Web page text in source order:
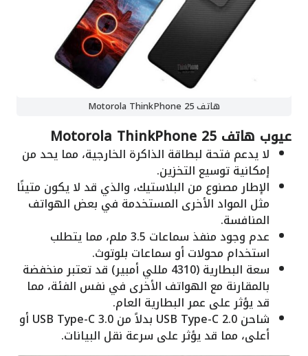
هاتف Motorola ThinkPhone 25
عيوب هاتف Motorola ThinkPhone 25
لا يدعم فتحة لبطاقة الذاكرة الخارجية، مما يحد من
إمكانية توسيع التخزين.
الإطار مصنوع من البلاستيك، والذي قد لا يكون متينًا
مثل المواد الأخرى المستخدمة في بعض الهواتف
المنافسة.
عدم وجود منفذ سماعات 3.5 ملم، مما يتطلب
استخدام محولات أو سماعات بلوتوث.
سعة البطارية (4310 مللي أمبير) قد تعتبر منخفضة
بالمقارنة مع الهواتف الأخرى في نفس الفئة، مما
قد يؤثر على عمر البطارية العام.
شاحن USB Type-C 2.0 بدلاً من USB Type-C 3.0 أو
أعلى، مما قد يؤثر على سرعة نقل البيانات.